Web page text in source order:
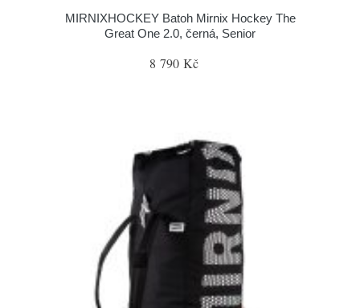
MIRNIXHOCKEY Batoh Mirnix Hockey The
Great One 2.0, černá, Senior
8 790 Kč